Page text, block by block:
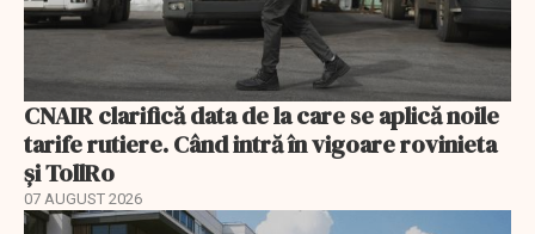
CNAIR clarifică data de la care se aplică noile
tarife rutiere. Când intră în vigoare rovinieta
și TollRo
07 AUGUST 2026